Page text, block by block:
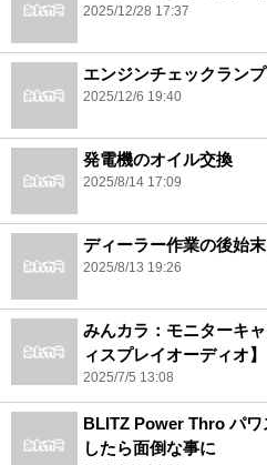
2025/12/28 17:37
エンジンチェックラン
2025/12/6 19:40
発電機のオイル交換
2025/8/14 17:09
ディーラー作業の後始
2025/8/13 19:26
みんカラ：モニターキ
ィスプレイオーディオ】
2025/7/5 13:08
BLITZ Power Thro パワ
したら面倒な事に